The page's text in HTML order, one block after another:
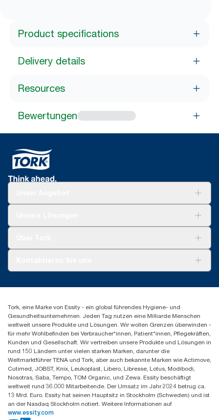
Product specifications
Delivery details
Resources
Bewertungen
Spenderreklamation
+41 (0)848/810152
Essity Switzerland AG
Parkstraße 1b
6214 Schenkon
Mo-Do 8:00-16:30 | Fr 8:00-15:00
GLN: 7609999000928
Tork, eine Marke von Essity - ein global führendes Hygiene- und
Gesundheitsunternehmen. Jeden Tag nutzen eine Milliarde Menschen
weltweit unsere Produkte und Lösungen. Wir wollen Grenzen überwinden -
für mehr Wohlbefinden bei Verbraucher*innen, Patient*innen, Pflegekräften,
Kunden und Gesellschaft. Wir vertreiben unsere Produkte und Lösungen in
rund 150 Ländern unter vielen starken Marken, darunter die
Weltmarktführer TENA und Tork, aber auch bekannte Marken wie Actimove,
Cutimed, JOBST, Knix, Leukoplast, Libero, Libresse, Lotus, Modibodi,
Nosotras, Saba, Tempo, TOM Organic, und Zewa. Essity beschäftigt
weltweit rund 36.000 Mitarbeitende. Der Umsatz im Jahr 2024 betrug ca.
13 Mrd. Euro. Essity hat seinen Hauptsitz in Stockholm (Schweden) und ist
an der Nasdaq Stockholm notiert. Weitere Informationen auf
www.essity.com